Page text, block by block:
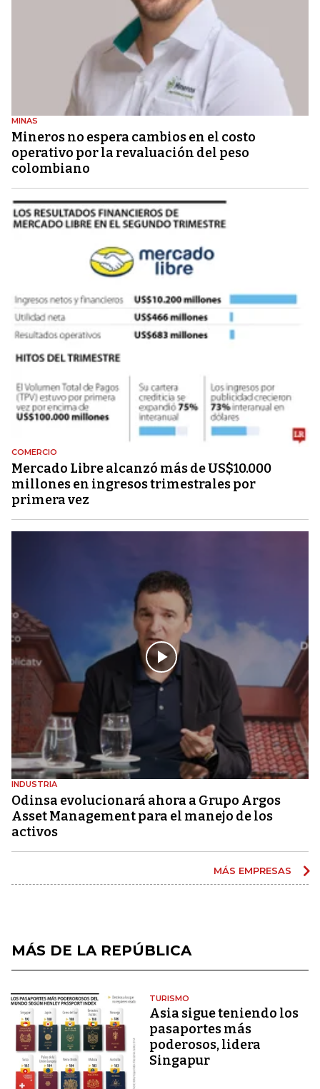
MINAS
Mineros no espera cambios en el costo
operativo por la revaluación del peso
colombiano
COMERCIO
Mercado Libre alcanzó más de US$10.000
millones en ingresos trimestrales por
primera vez
INDUSTRIA
Odinsa evolucionará ahora a Grupo Argos
Asset Management para el manejo de los
activos
MÁS EMPRESAS
MÁS DE LA REPÚBLICA
TURISMO
Asia sigue teniendo los
pasaportes más
poderosos, lidera
Singapur